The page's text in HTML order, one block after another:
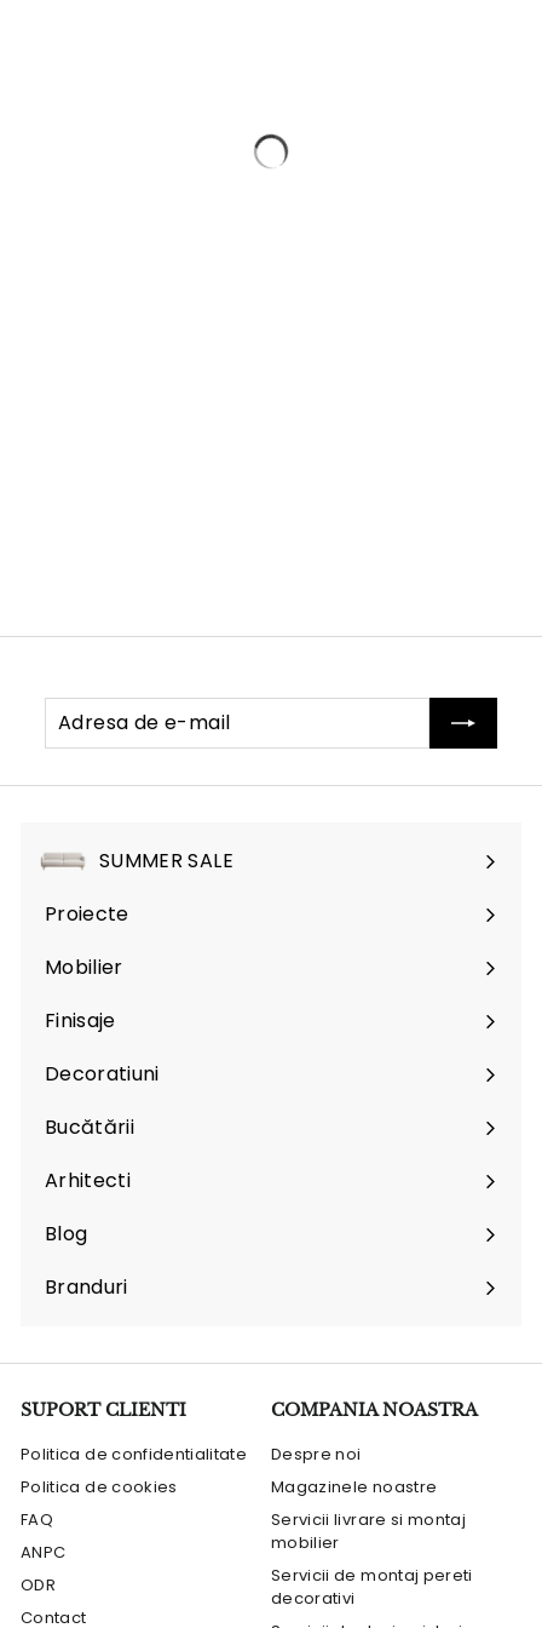
Adresa
de
mail
Abonati-
va
SUMMER SALE
Proiecte
Mobilier
Expand
submenu
Finisaje
Expand
submenu
Decoratiuni
Expand
submenu
Bucătării
Arhitecti
Expand
submenu
Blog
Branduri
Expand
SUPORT CLIENTI
Politica de confidentialitate
Politica de cookies
FAQ
ANPC
ODR
Contact
COMPANIA NOASTRA
Despre noi
Magazinele noastre
Servicii livrare si montaj
mobilier
Servicii de montaj pereti
decorativi